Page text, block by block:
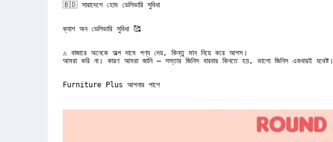
🇧🇩 সারাদেশে হোম ডেলিভারি সুবিধা
ক্যাশ অন ডেলিভারি সুবিধা 🥰
⚠️ বাজারে অনেকে অল্প দামে পণ্য দেয়, কিন্তু মান নিয়ে করে আপস।
আমরা করি না। কারণ আমরা জানি – সস্তার জিনিস বারবার কিনতে হয়, ভালো জিনিস একবারই যথেষ্ট।
Furniture Plus আপনার পাশে